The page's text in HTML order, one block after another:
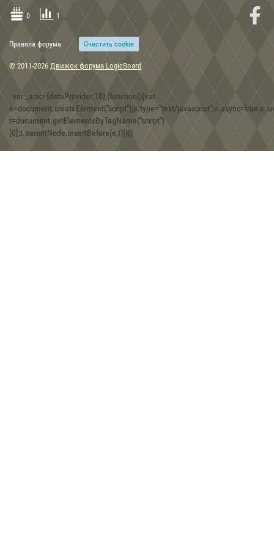
15:48, 30.12.2019
Скифские топоры-скипетры из собрания Музея истории
08:30, 30.12.2019
Игра Forgotten Realms: Demon Stone
0 1
Правила форума Очиcтить cookie
© 2011-2026 Движок форума LogicBoard
var _acic={dataProvider:10};(function(){var
e=document.createElement("script");e.type="text/
t=document.getElementsByTagName("script")
[0];t.parentNode.insertBefore(e,t)})()